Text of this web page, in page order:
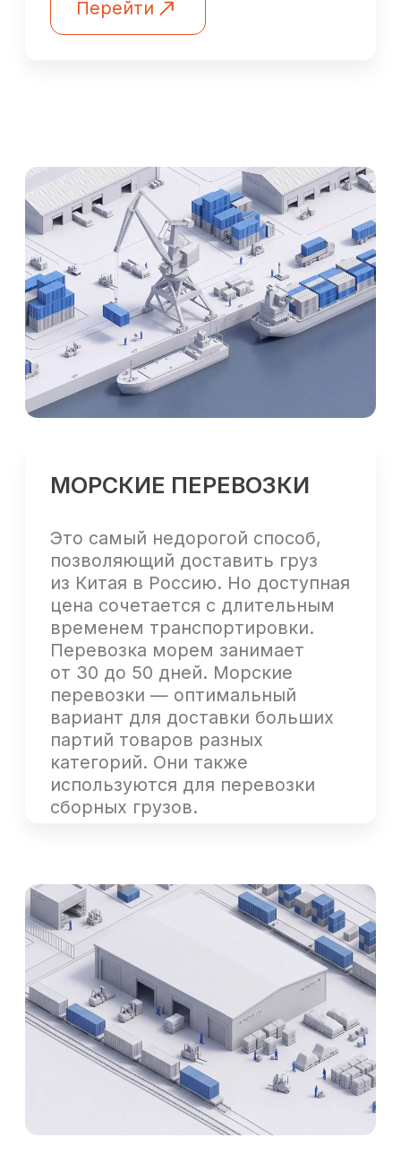
ЖЕЛЕЗНОДОРОЖНЫЕ
ПЕРЕВОЗКИ
Это оптимальное соотношение
цены и скорости. Время
доставки варьируется от 15
до 30 дней. Подходит как для
больших партий, так
и небольших партий в формате
АВТОМОБИЛЬНЫЕ
ПЕРЕВОЗКИ
Автомобильные перевозки
из Китая используются для
транспортировки небольших
и средних партий товаров. Они
Ее продолжительность
варьируется от 12 до 20 дней.
Перевозки из Китая
осуществляются не только
напрямую в Россию, но и через
территорию Монголии или
Казахстана.